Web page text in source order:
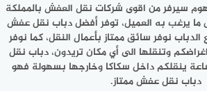
سيرفر من اقوى شركات نقل العفش بالمملكة
ما يرغب به العميل، توفر أفضل دباب نقل عفش
نوفر سائق ممتاز بأعمال النقل، كما نوفر
وتنقلها الى أي مكان تريدون، دباب نقل
سكاكا متاح 24 ساعة ينقلكم داخل سكاكا وخارجها بسهولة فهو
دباب نقل عفش ممتاز.